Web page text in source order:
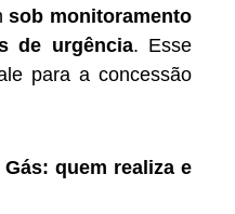
sob monitoramento
de urgência. Esse
para a concessão
quem realiza e